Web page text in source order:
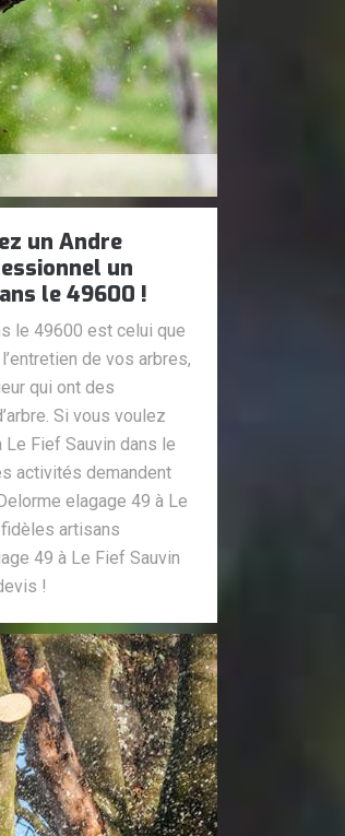
un Andre
un
le 49600 !
le 49600 est celui que
de vos arbres,
qui ont des
Si vous voulez
Fief Sauvin dans le
activités demandent
elagage 49 à Le
artisans
49 à Le Fief Sauvin
!